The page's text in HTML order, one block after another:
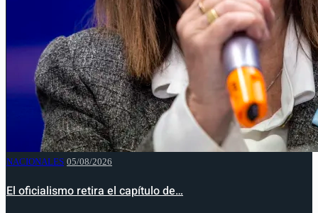
NACIONALES 05/08/2026
El oficialismo retira el capítulo de…